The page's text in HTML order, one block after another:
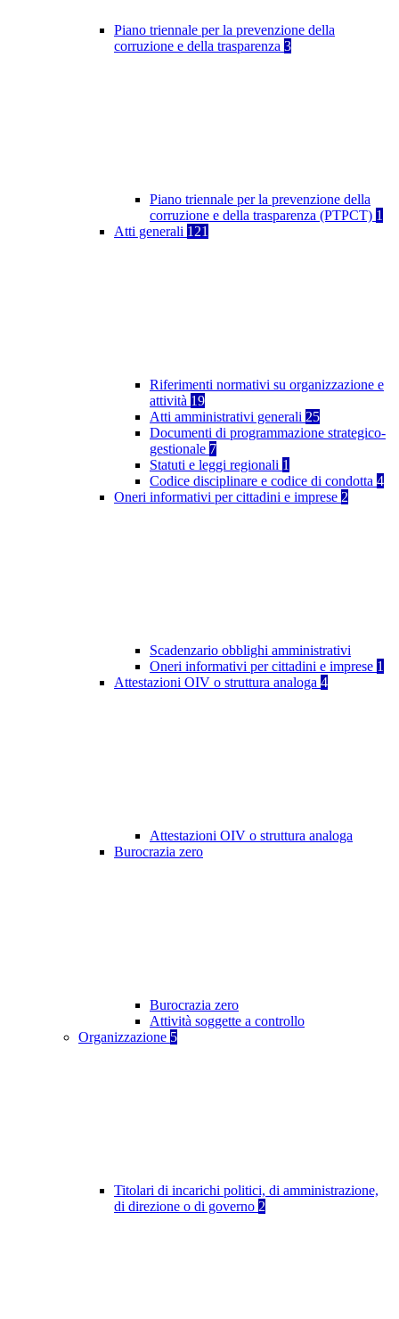
Piano triennale per la prevenzione della
corruzione e della trasparenza 3
Piano triennale per la prevenzione della
corruzione e della trasparenza (PTPCT) 1
Atti generali 121
Riferimenti normativi su organizzazione e
attività 19
Atti amministrativi generali 25
Documenti di programmazione strategico-
gestionale 7
Statuti e leggi regionali 1
Codice disciplinare e codice di condotta 4
Oneri informativi per cittadini e imprese 2
Scadenzario obblighi amministrativi
Oneri informativi per cittadini e imprese 1
Attestazioni OIV o struttura analoga 4
Attestazioni OIV o struttura analoga
Burocrazia zero
Burocrazia zero
Attività soggette a controllo
Organizzazione 5
Titolari di incarichi politici, di amministrazione,
di direzione o di governo 2